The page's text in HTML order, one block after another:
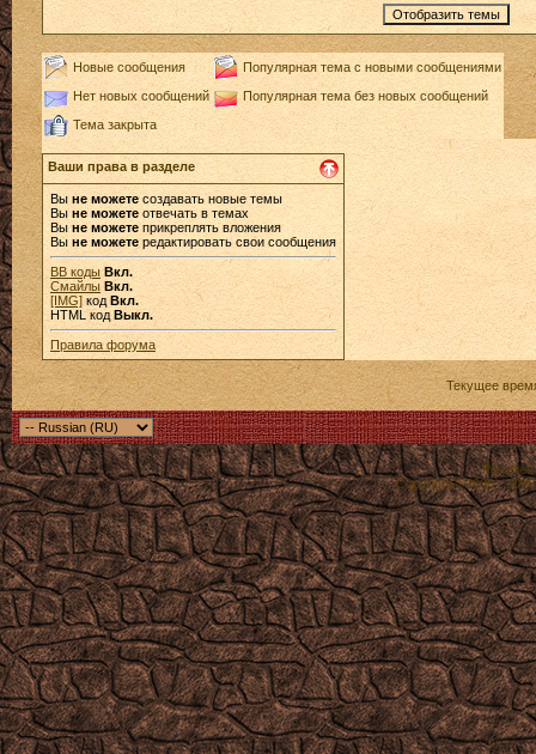
Новые сообщения
Популярная тема с новыми сообщениями
Нет новых сообщений
Популярная тема без новых сообщений
Тема закрыта
Ваши права в разделе
Вы не можете создавать новые темы
Выне можете отвечать в темах
Выне можете прикреплять вложения
Вы не можетередактировать свои сообщения
BB коды Вкл.
Смайлы Вкл.
[IMG] код Вкл.
HTML код Выкл.
Правила форума
Текущее
Powered
Copyright ©2000 -